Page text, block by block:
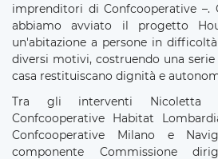
imprenditori di Confcooperative –.
abbiamo avviato il progetto
un'abitazione a persone in
diversi motivi, costruendo una
casa restituiscano dignità e
Tra gli interventi Nicoletta
Confcooperative Habitat
Confcooperative Milano e
componente Commissione